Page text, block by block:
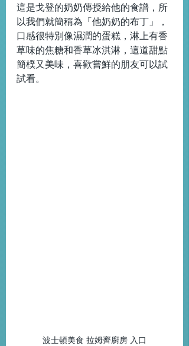
這是戈登的奶奶傳授給他的食譜，所
以我們就簡稱為「他奶奶的布丁」，
口感很特別像濕潤的蛋糕，淋上有香
草味的焦糖和香草冰淇淋，這道甜點
簡樸又美味，喜歡嘗鮮的朋友可以試
試看。
波士頓美食 拉姆齊廚房 入口